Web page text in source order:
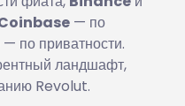
— по
— по приватности.
ландшафт,
Revolut.